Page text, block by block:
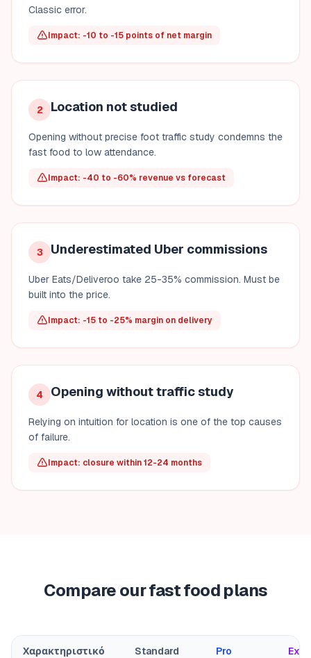
Classic error.
Impact: -10 to -15 points of net margin
2 Location not studied
Opening without precise foot traffic study condemns the
fast food to low attendance.
Impact: -40 to -60% revenue vs forecast
3 Underestimated Uber commissions
Uber Eats/Deliveroo take 25-35% commission. Must be
built into the price.
Impact: -15 to -25% margin on delivery
4 Opening without traffic study
Relying on intuition for location is one of the top causes
of failure.
Impact: closure within 12-24 months
Compare our fast food plans
Χαρακτηριστικό Standard Pro